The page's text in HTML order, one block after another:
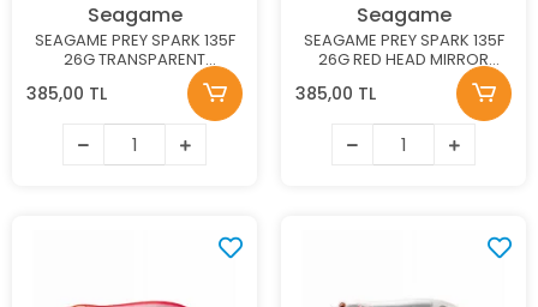
Seagame
SEAGAME PREY SPARK 135F
26G TRANSPARENT
RAINBOW MAKET BALIK
385,00 TL
Seagame
SEAGAME PREY SPARK 135F
26G RED HEAD MIRROR
385,00 TL